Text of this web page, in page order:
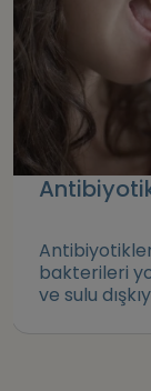
bakterileri
ve sulu